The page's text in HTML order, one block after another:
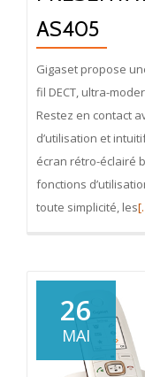
AS405
Gigaset propose
fil DECT, ultra-
Restez en contact
d’utilisation et
écran rétro-éclairé
fonctions
toute simplicité, les
:
26
MAI